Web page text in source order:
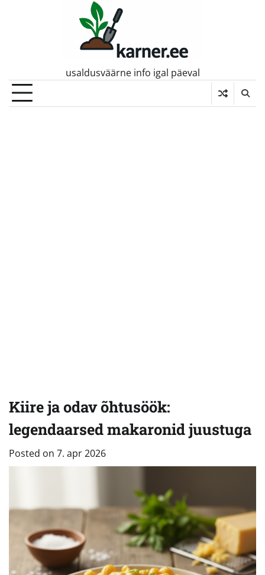
usaldusväärne info igal päeval
Kiire ja odav õhtusöök:
legendaarsed makaronid juustuga
Posted on 7. apr 2026